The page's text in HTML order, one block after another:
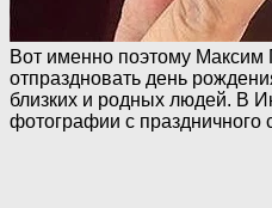
Вот именно поэтому Максим
отпраздновать день
близких и родных людей. В
фотографии с праздничного